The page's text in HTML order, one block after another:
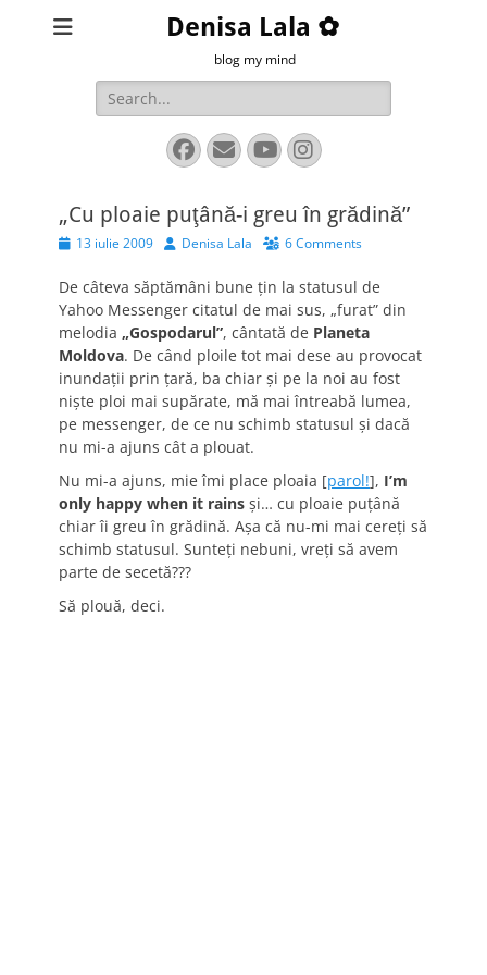
Denisa Lala ✿
blog my mind
Search
for:
Facebook
EmailYouTube
Instagram
„Cu ploaie puţână-i greu în grădină”
Posted13 iulie 2009 AuthorDenisa Lala 6 Comments
De câteva săptămâni bune ţin la statusul de
Yahoo Messenger citatul de mai sus, „furat” din
melodia „Gospodarul”, cântată de Planeta
Moldova. De când ploile tot mai dese au provocat
inundaţii prin ţară, ba chiar şi pe la noi au fost
nişte ploi mai supărate, mă mai întreabă lumea,
pe messenger, de ce nu schimb statusul şi dacă
nu mi-a ajuns cât a plouat.
Nu mi-a ajuns, mie îmi place ploaia [parol!], I’m
only happy when it rains şi… cu ploaie puţână
chiar îi greu în grădină. Aşa că nu-mi mai cereţi să
schimb statusul. Sunteţi nebuni, vreţi să avem
parte de secetă???
Să plouă, deci.